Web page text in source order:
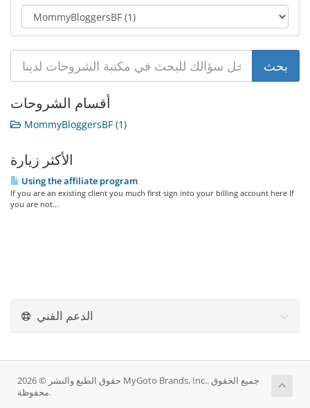
أقسام الشروحات
MommyBloggersBF (1)
الأكثر زيارة
Using the affiliate program
If you are an existing client you much first sign into your billing account here If
you are not...
الدعم الفني
حقوق الطبع والنشر © 2026 MyGoto Brands, Inc.. جميع الحقوق
محفوظة.